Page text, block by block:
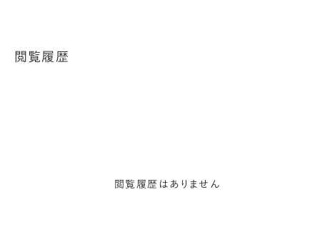
閲覧履歴
閲覧履歴はありません